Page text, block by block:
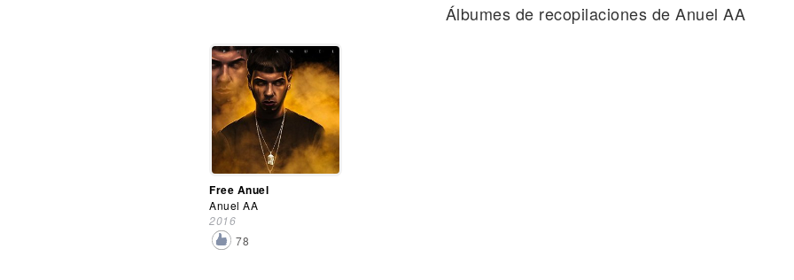
Álbumes de recopilaciones de Anuel AA
Free Anuel
Anuel AA
2016
78